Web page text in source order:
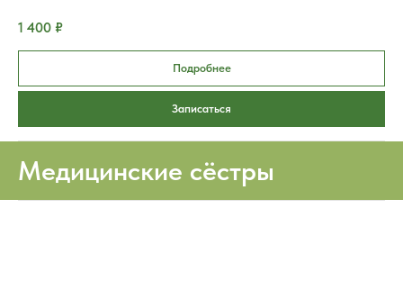
1 400 ₽
Подробнее
Записаться
Медицинские сёстры